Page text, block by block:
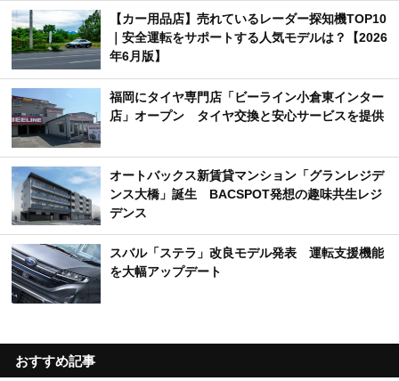
【カー用品店】売れているレーダー探知機TOP10
｜安全運転をサポートする人気モデルは？【2026
年6月版】
福岡にタイヤ専門店「ビーライン小倉東インター
店」オープン タイヤ交換と安心サービスを提供
オートバックス新賃貸マンション「グランレジデ
ンス大橋」誕生 BACSPOT発想の趣味共生レジ
デンス
スバル「ステラ」改良モデル発表 運転支援機能
を大幅アップデート
おすすめ記事